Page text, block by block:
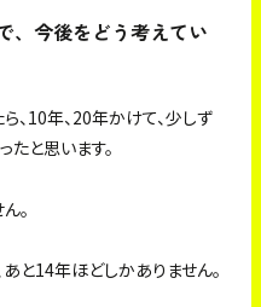
、今後をどう考えてい
、10年、20年かけて、少しず
たと思います。
。
と14年ほどしかありません。